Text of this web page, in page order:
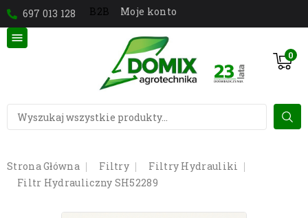
697 013 128 B2B Moje konto
0

Strona Główna Filtry
Filtry Hydrauliki
Filtr Hydrauliczny SH52289